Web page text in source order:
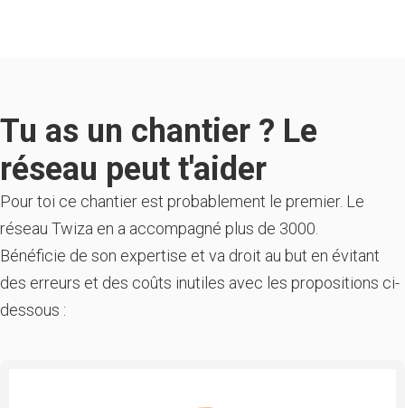
Tu as un chantier ? Le
réseau peut t'aider
Pour toi ce chantier est probablement le premier. Le
réseau Twiza en a accompagné plus de 3000.
Bénéficie de son expertise et va droit au but en évitant
des erreurs et des coûts inutiles avec les propositions ci-
dessous :